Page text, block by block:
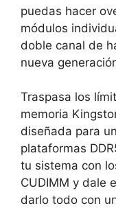
puedas hacer
módulos
doble canal de
nueva
Traspasa los
memoria
diseñada para
plataformas
tu sistema con
CUDIMM y dale
darlo todo con